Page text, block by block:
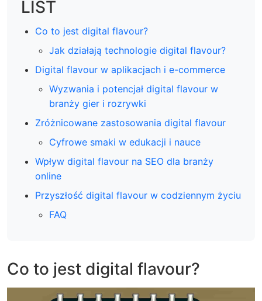
LIST
Co to jest digital flavour?
Jak działają technologie digital flavour?
Digital flavour w aplikacjach i e-commerce
Wyzwania i potencjał digital flavour w
branży gier i rozrywki
Zróżnicowane zastosowania digital flavour
Cyfrowe smaki w edukacji i nauce
Wpływ digital flavour na SEO dla branży
online
Przyszłość digital flavour w codziennym życiu
FAQ
Co to jest digital flavour?